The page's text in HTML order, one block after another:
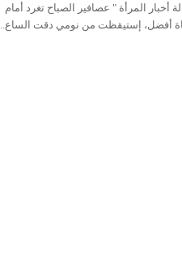
أخبار المرأة " عصافير الصباح تغرد أمام
أفضل، إستيقظت من نومي دقت الساع...